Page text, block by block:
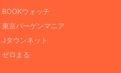
BOOKウォッチ
東京バーゲンマニア
Jタウンネット
ゼロまる